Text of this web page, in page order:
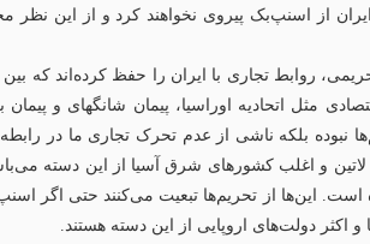
از اسنپ‌بک پیروی نخواهند کرد و از این نظر
مثل اتحادیه اوراسیا، پیمان شانگهای و
نبوده بلکه ناشی از عدم تحرک تجاری ما در رابطه
آمریکای لاتین و اغلب کشور‌های شرق آسیا از این دسته
این‌ها از تحریم‌ها تبعیت می‌کنند حتی اگر